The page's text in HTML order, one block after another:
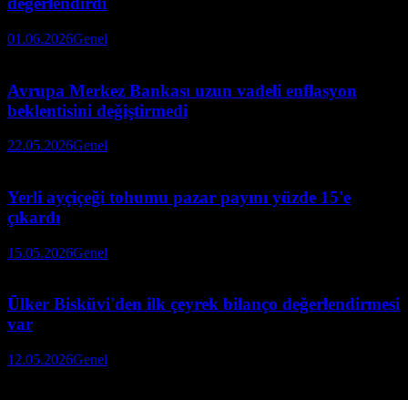
01.06.2026Genel
Avrupa Merkez Bankası uzun vadeli enflasyon
beklentisini değiştirmedi
22.05.2026Genel
Yerli ayçiçeği tohumu pazar payını yüzde 15'e
çıkardı
15.05.2026Genel
Ülker Bisküvi'den ilk çeyrek bilanço değerlendirmesi
var
12.05.2026Genel